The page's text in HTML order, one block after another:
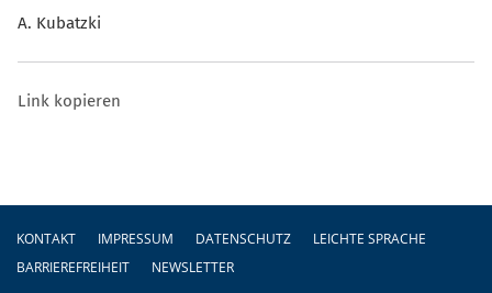
A. Kubatzki
Link kopieren
Fußzeile
KONTAKT IMPRESSUM DATENSCHUTZ
LEICHTE SPRACHE
BARRIEREFREIHEIT
NEWSLETTER